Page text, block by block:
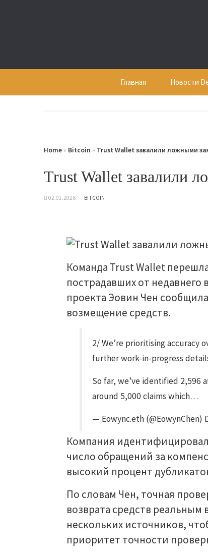
Главная Новости
Home » Bitcoin » Trust Wallet завалили ложными
Trust Wallet завалили
02.01.2026 BITCOIN
Команда Trust Wallet
пострадавших от недавнего
проекта Эовин Чен
возмещение средств.
2/ We’re prioritising accuracy
further work-in-progress
So far, we’ve identified 2,596
around 5,000 claims which…
— Eowync.eth (@EowynChen)
Компания
число обращений за
высокий процент
По словам Чен, точная
возврата средств
нескольких источников,
приоритет точности